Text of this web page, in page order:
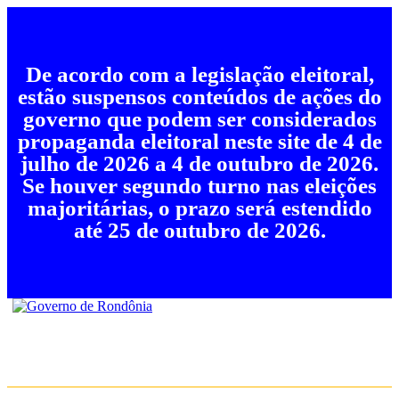
De acordo com a legislação eleitoral,
estão suspensos conteúdos de ações do
governo que podem ser considerados
propaganda eleitoral neste site de 4 de
julho de 2026 a 4 de outubro de 2026.
Se houver segundo turno nas eleições
majoritárias, o prazo será estendido
até 25 de outubro de 2026.